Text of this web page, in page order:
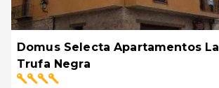
Domus Selecta Apartamentos La
Trufa Negra